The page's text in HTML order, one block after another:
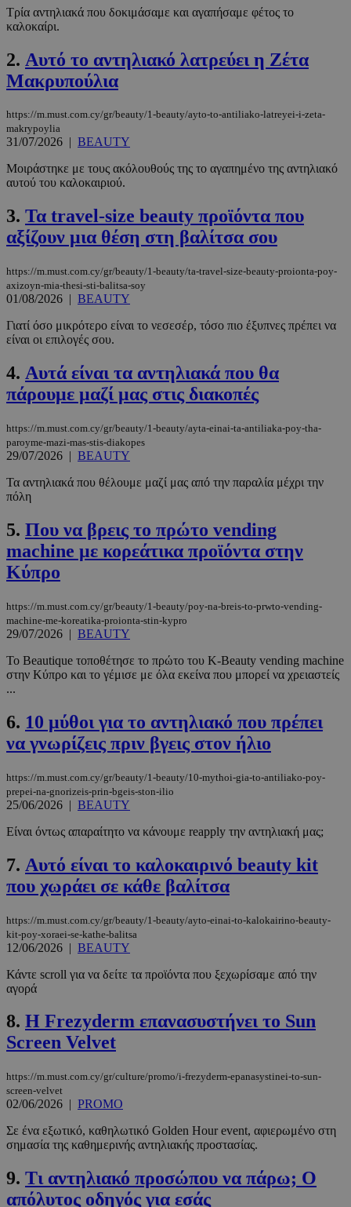
Τρία αντηλιακά που δοκιμάσαμε και αγαπήσαμε φέτος το
καλοκαίρι.
2. Αυτό το αντηλιακό λατρεύει η Ζέτα
Μακρυπούλια
https://m.must.com.cy/gr/beauty/1-beauty/ayto-to-antiliako-latreyei-i-zeta-
makrypoylia
31/07/2026 | BEAUTY
Μοιράστηκε με τους ακόλουθούς της το αγαπημένο της αντηλιακό
αυτού του καλοκαιριού.
3. Τα travel-size beauty προϊόντα που
αξίζουν μια θέση στη βαλίτσα σου
https://m.must.com.cy/gr/beauty/1-beauty/ta-travel-size-beauty-proionta-poy-
axizoyn-mia-thesi-sti-balitsa-soy
01/08/2026 | BEAUTY
Γιατί όσο μικρότερο είναι το νεσεσέρ, τόσο πιο έξυπνες πρέπει να
είναι οι επιλογές σου.
4. Αυτά είναι τα αντηλιακά που θα
πάρουμε μαζί μας στις διακοπές
https://m.must.com.cy/gr/beauty/1-beauty/ayta-einai-ta-antiliaka-poy-tha-
paroyme-mazi-mas-stis-diakopes
29/07/2026 | BEAUTY
Τα αντηλιακά που θέλουμε μαζί μας από την παραλία μέχρι την
πόλη
5. Που να βρεις το πρώτο vending
machine με κορεάτικα προϊόντα στην
Κύπρο
https://m.must.com.cy/gr/beauty/1-beauty/poy-na-breis-to-prwto-vending-
machine-me-koreatika-proionta-stin-kypro
29/07/2026 | BEAUTY
Το Beautique τοποθέτησε το πρώτο του K-Beauty vending machine
στην Κύπρο και το γέμισε με όλα εκείνα που μπορεί να χρειαστείς
...
6. 10 μύθοι για το αντηλιακό που πρέπει
να γνωρίζεις πριν βγεις στον ήλιο
https://m.must.com.cy/gr/beauty/1-beauty/10-mythoi-gia-to-antiliako-poy-
prepei-na-gnorizeis-prin-bgeis-ston-ilio
25/06/2026 | BEAUTY
Είναι όντως απαραίτητο να κάνουμε reapply την αντηλιακή μας;
7. Αυτό είναι το καλοκαιρινό beauty kit
που χωράει σε κάθε βαλίτσα
https://m.must.com.cy/gr/beauty/1-beauty/ayto-einai-to-kalokairino-beauty-
kit-poy-xoraei-se-kathe-balitsa
12/06/2026 | BEAUTY
Κάντε scroll για να δείτε τα προϊόντα που ξεχωρίσαμε από την
αγορά
8. Η Frezyderm επανασυστήνει το Sun
Screen Velvet
https://m.must.com.cy/gr/culture/promo/i-frezyderm-epanasystinei-to-sun-
screen-velvet
02/06/2026 | PROMO
Σε ένα εξωτικό, καθηλωτικό Golden Hour event, αφιερωμένο στη
σημασία της καθημερινής αντηλιακής προστασίας.
9. Τι αντηλιακό προσώπου να πάρω; Ο
απόλυτος οδηγός για εσάς